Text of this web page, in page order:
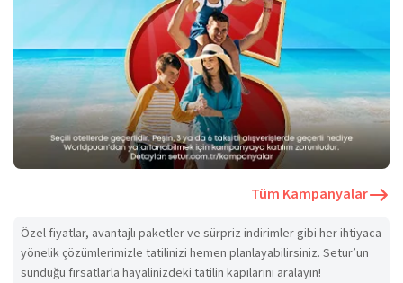
Tüm Kampanyalar
Özel fiyatlar, avantajlı paketler ve sürpriz indirimler gibi her ihtiyaca
yönelik çözümlerimizle tatilinizi hemen planlayabilirsiniz. Setur’un
sunduğu fırsatlarla hayalinizdeki tatilin kapılarını aralayın!